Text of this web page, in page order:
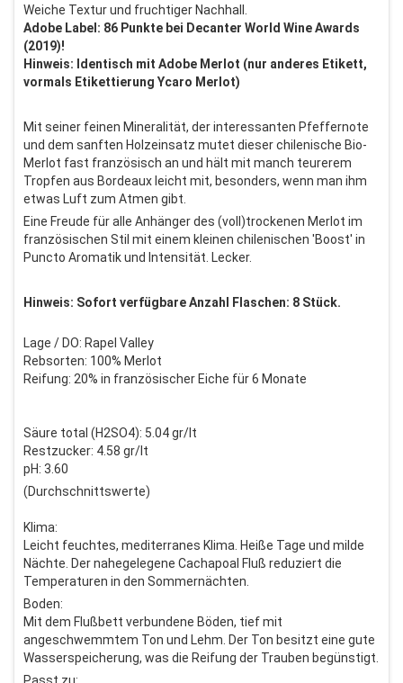
Weiche Textur und fruchtiger Nachhall.
Adobe Label: 86 Punkte bei Decanter World Wine Awards
(2019)!
Hinweis: Identisch mit Adobe Merlot (nur anderes Etikett,
vormals Etikettierung Ycaro Merlot)
Mit seiner feinen Mineralität, der interessanten Pfeffernote
und dem sanften Holzeinsatz mutet dieser chilenische Bio-
Merlot fast französisch an und hält mit manch teurerem
Tropfen aus Bordeaux leicht mit, besonders, wenn man ihm
etwas Luft zum Atmen gibt.
Eine Freude für alle Anhänger des (voll)trockenen Merlot im
französischen Stil mit einem kleinen chilenischen 'Boost' in
Puncto Aromatik und Intensität. Lecker.
Hinweis: Sofort verfügbare Anzahl Flaschen: 8 Stück.
Lage / DO: Rapel Valley
Rebsorten: 100% Merlot
Reifung: 20% in französischer Eiche für 6 Monate
Säure total (H2SO4): 5.04 gr/lt
Restzucker: 4.58 gr/lt
pH: 3.60
(Durchschnittswerte)
Klima:
Leicht feuchtes, mediterranes Klima. Heiße Tage und milde
Nächte. Der nahegelegene Cachapoal Fluß reduziert die
Temperaturen in den Sommernächten.
Boden:
Mit dem Flußbett verbundene Böden, tief mit
angeschwemmtem Ton und Lehm. Der Ton besitzt eine gute
Wasserspeicherung, was die Reifung der Trauben begünstigt.